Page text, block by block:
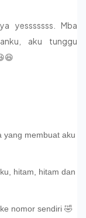
yesssssss. Mba
aku tunggu
yang membuat aku
hitam, hitam dan
nomor sendiri 🤣